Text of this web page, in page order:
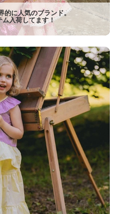
的に人気のブランド。
ム入荷してます！